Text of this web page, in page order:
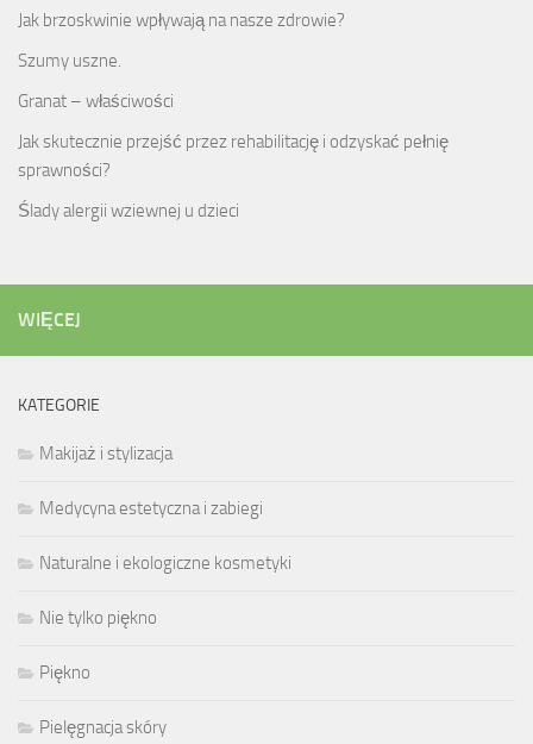
Jak brzoskwinie wpływają na nasze zdrowie?
Szumy uszne.
Granat – właściwości
Jak skutecznie przejść przez rehabilitację i odzyskać pełnię
sprawności?
Ślady alergii wziewnej u dzieci
WIĘCEJ
KATEGORIE
Makijaż i stylizacja
Medycyna estetyczna i zabiegi
Naturalne i ekologiczne kosmetyki
Nie tylko piękno
Piękno
Pielęgnacja skóry